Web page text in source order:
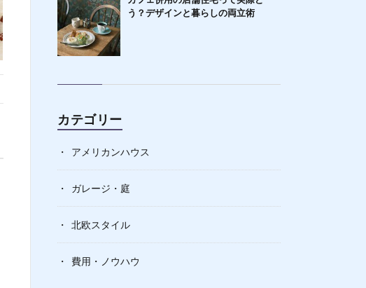
う？デザインと暮らしの両立術
カテゴリー
アメリカンハウス
ガレージ・庭
北欧スタイル
費用・ノウハウ